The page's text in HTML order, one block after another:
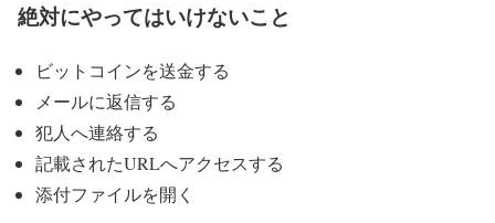
絶対にやってはいけないこと
ビットコインを送金する
メールに返信する
犯人へ連絡する
記載されたURLへアクセスする
添付ファイルを開く